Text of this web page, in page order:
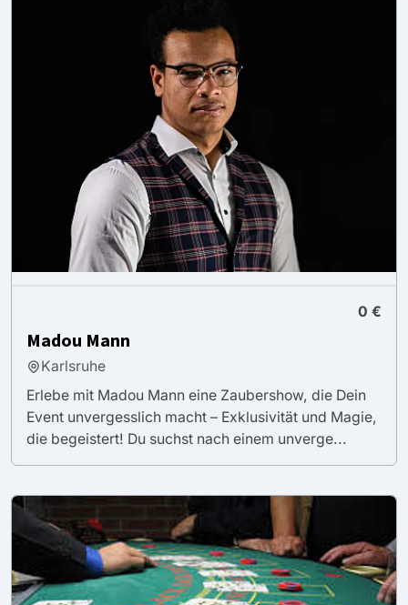
0 €
Madou Mann
Karlsruhe
Erlebe mit Madou Mann eine Zaubershow, die Dein
Event unvergesslich macht – Exklusivität und Magie,
die begeistert! Du suchst nach einem unverge...